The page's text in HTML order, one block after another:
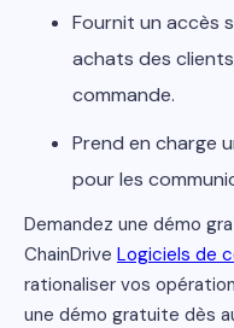
Fournit un accès
achats des
commande.
Prend en charge
pour les
Demandez une démo
ChainDrive Logiciels de
rationaliser vos
une démo gratuite dès